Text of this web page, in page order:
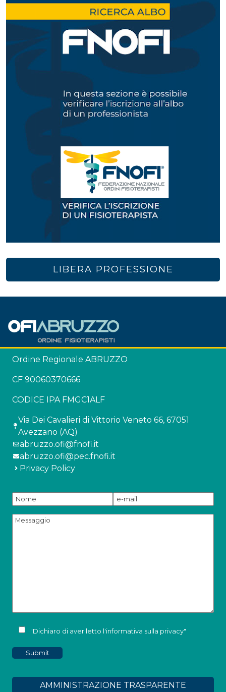
LIBERA PROFESSIONE
Ordine Regionale ABRUZZO
CF 90060370666
CODICE IPA FMGC1ALF
Via Dei Cavalieri di Vittorio Veneto 66, 67051
Avezzano (AQ)
abruzzo.ofi@fnofi.it
abruzzo.ofi@pec.fnofi.it
Privacy Policy
"Dichiaro di aver letto l'informativa sulla privacy"
AMMINISTRAZIONE TRASPARENTE